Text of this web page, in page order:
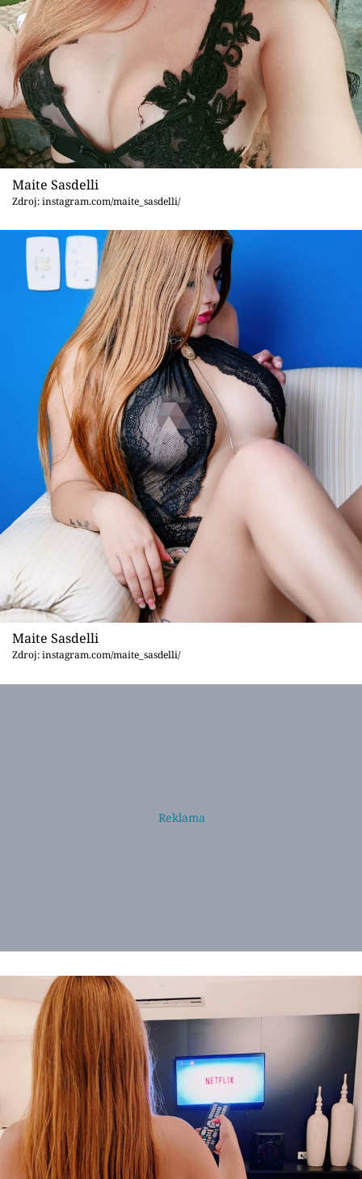
Videa
Sledujte prima+
Přihlášení
Sledujte nás
Maite Sasdelli
Zdroj: instagram.com/maite_sasdelli/
Maite Sasdelli
Zdroj: instagram.com/maite_sasdelli/